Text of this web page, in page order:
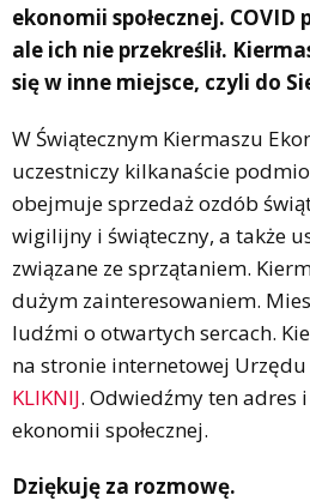
ekonomii społecznej. COVID
ale ich nie przekreślił.
się w inne miejsce, czyli do
W Świątecznym Kiermaszu
uczestniczy kilkanaście
obejmuje sprzedaż ozdób
wigilijny i świąteczny, a także
związane ze sprzątaniem.
dużym zainteresowaniem.
ludźmi o otwartych sercach.
na stronie internetowej Urzędu
KLIKNIJ. Odwiedźmy ten adres
ekonomii społecznej.
Dziękuję za rozmowę.